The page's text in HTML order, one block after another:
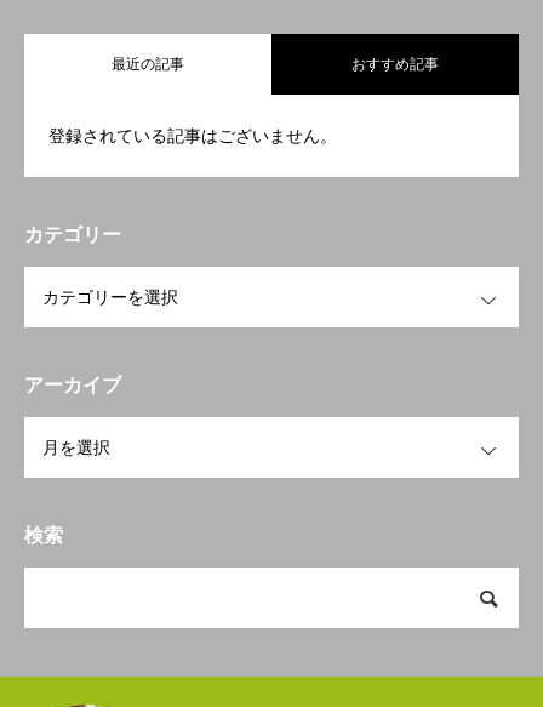
最近の記事 おすすめ記事
登録されている記事はございません。
カテゴリー
アーカイブ
検索